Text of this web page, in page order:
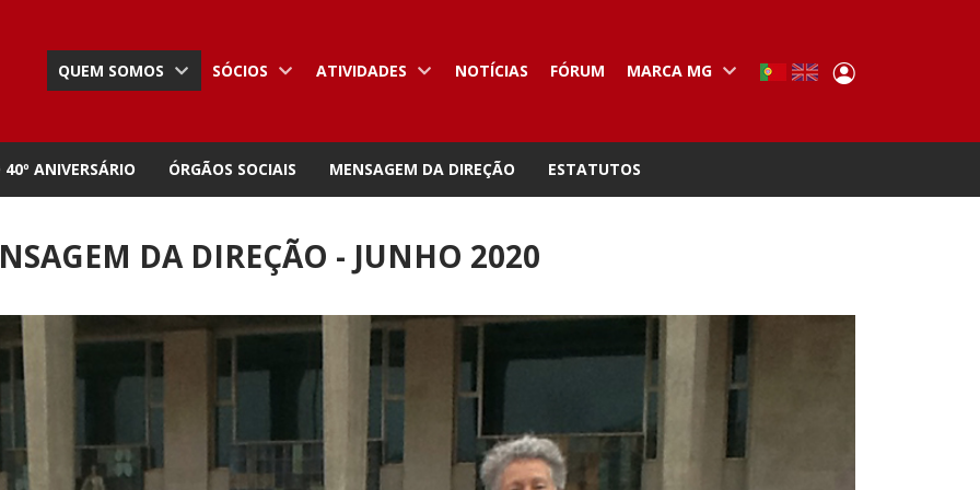
QUEM SOMOS SÓCIOS ATIVIDADES NOTÍCIAS FÓRUM MARCA MG
Portuguese,
EnglishUser
40º ANIVERSÁRIO ÓRGÃOS SOCIAIS MENSAGEM DA DIREÇÃO ESTATUTOS
DA DIREÇÃO - JUNHO 2020